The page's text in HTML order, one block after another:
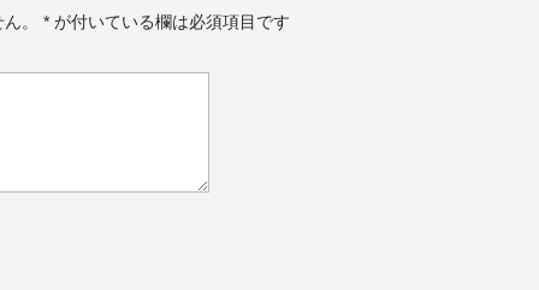
。 * が付いている欄は必須項目です